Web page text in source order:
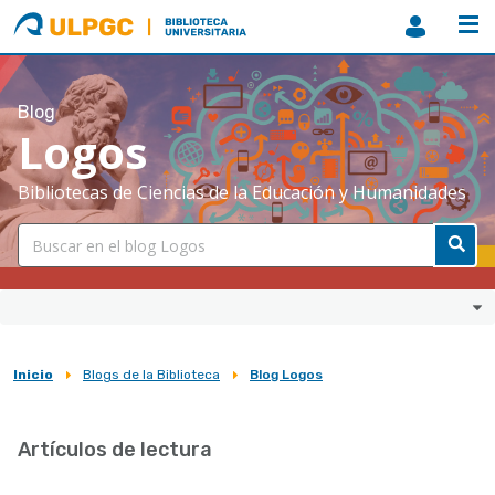
ULPGC
Biblioteca
ULPGC
Blog
Logos
Bibliotecas de Ciencias de la Educación y Humanidades
Sobrescribir
de
Inicio Blogs de la Biblioteca Blog Logos
Artículos de lectura